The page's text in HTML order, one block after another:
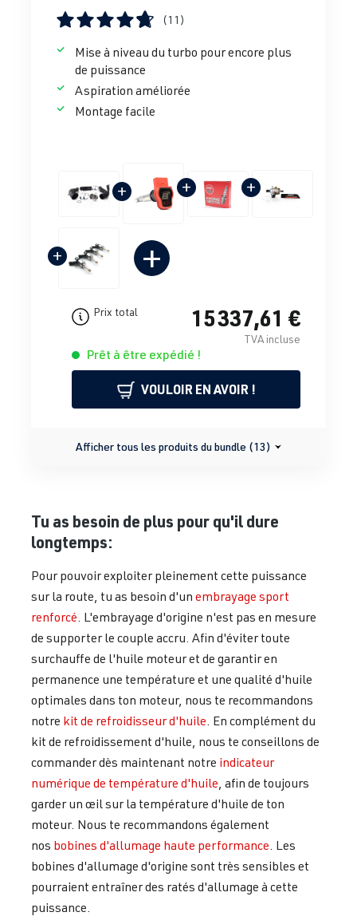
(11)
Mise à niveau du turbo pour encore plus
de puissance
Aspiration améliorée
Montage facile
+ + +
+ +
Prix total 15 337,61 €
TVA incluse
Prêt à être expédié !
VOULOIR EN AVOIR !
Afficher tous les produits du bundle (13)
Tu as besoin de plus pour qu'il dure
longtemps:
Pour pouvoir exploiter pleinement cette puissance
sur la route, tu as besoin d'un embrayage sport
renforcé. L'embrayage d'origine n'est pas en mesure
de supporter le couple accru. Afin d'éviter toute
surchauffe de l'huile moteur et de garantir en
permanence une température et une qualité d'huile
optimales dans ton moteur, nous te recommandons
notre kit de refroidisseur d'huile. En complément du
kit de refroidissement d'huile, nous te conseillons de
commander dès maintenant notre indicateur
numérique de température d'huile, afin de toujours
garder un œil sur la température d'huile de ton
moteur. Nous te recommandons également
nos bobines d'allumage haute performance. Les
bobines d'allumage d'origine sont très sensibles et
pourraient entraîner des ratés d'allumage à cette
puissance.